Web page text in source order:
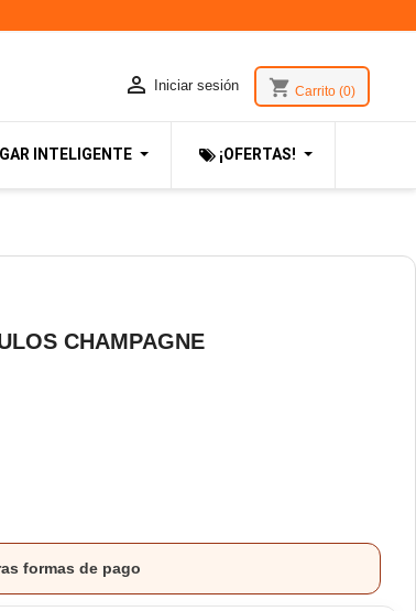
 Iniciar sesión shopping_cart Carrito (0)
INTELIGENTE ¡OFERTAS!
CHAMPAGNE
formas de pago